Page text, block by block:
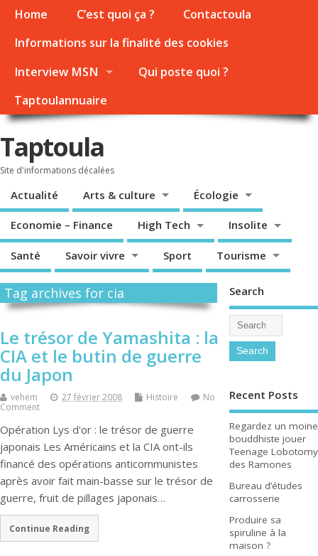
Home C’est quoi ça ?
Contactoula
Informations sur la finalité des cookies
Interview MSN
Qui poste quoi ?
Taptoulannuaire
Taptoula
Site d'informations décalées
Actualité Arts & culture Écologie
Economie – Finance High Tech Insolite
Santé Savoir vivre Sport Tourisme
Tag archives for cia
Le trésor de Yamashita : la
CIA et le butin de guerre
du Japon
vehem 27 février 2008 Histoire
No
Comment
Opération Lys d'or : le trésor de guerre
japonais Les Américains et la CIA ont-ils
financé des opérations anticommunistes
après avoir fait main-basse sur le trésor de
guerre, fruit de pillages japonais…
Continue Reading
Search
Recent Posts
Regardez un moine
bouddhiste jouer
Teenage Lobotomy
des Ramones
Bureau d’études
carrosserie
Produire sa
spiruline à la
maison ?